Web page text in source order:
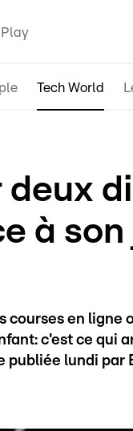
Play
Tech World
deux
à
courses en
c'est ce qui
lundi par